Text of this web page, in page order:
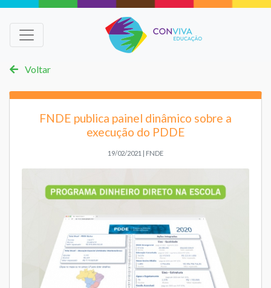
Voltar
FNDE publica painel dinâmico sobre a
execução do PDDE
19/02/2021 | FNDE